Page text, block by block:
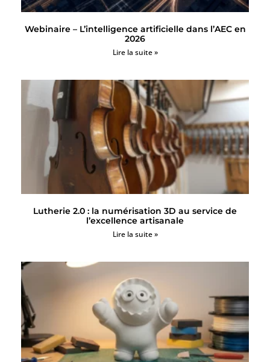
Webinaire – L’intelligence artificielle dans l’AEC en
2026
Lire la suite »
Lutherie 2.0 : la numérisation 3D au service de
l’excellence artisanale
Lire la suite »